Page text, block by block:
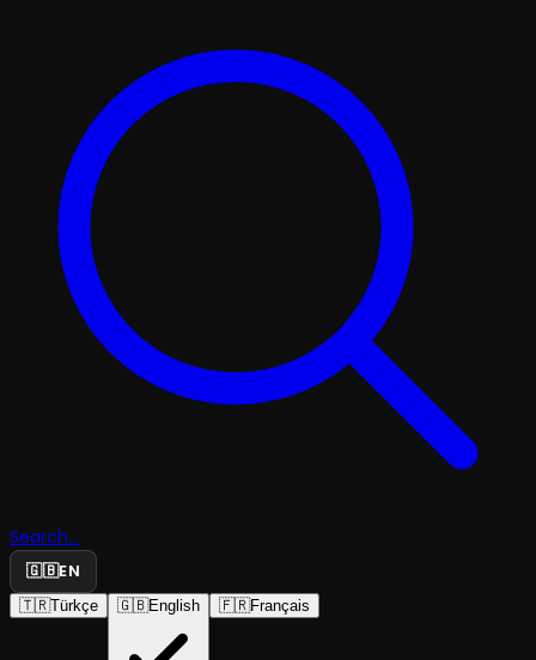
Search...
🇬🇧EN
🇹🇷Türkçe 🇬🇧English 🇫🇷Français